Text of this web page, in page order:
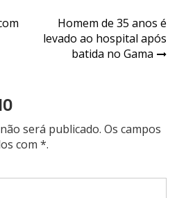
Homem de 35 anos é
levado ao hospital após
batida no Gama
será publicado. Os campos
com *.